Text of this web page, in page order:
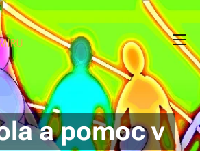
a pomoc v